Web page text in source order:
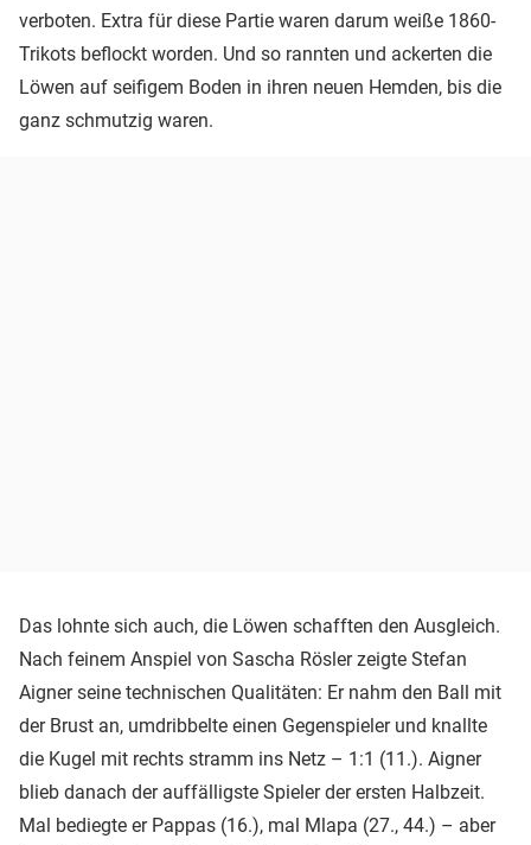
verboten. Extra für diese Partie waren darum weiße 1860-
Trikots beflockt worden. Und so rannten und ackerten die
Löwen auf seifigem Boden in ihren neuen Hemden, bis die
ganz schmutzig waren.
Das lohnte sich auch, die Löwen schafften den Ausgleich.
Nach feinem Anspiel von Sascha Rösler zeigte Stefan
Aigner seine technischen Qualitäten: Er nahm den Ball mit
der Brust an, umdribbelte einen Gegenspieler und knallte
die Kugel mit rechts stramm ins Netz – 1:1 (11.). Aigner
blieb danach der auffälligste Spieler der ersten Halbzeit.
Mal bediegte er Pappas (16.), mal Mlapa (27., 44.) – aber